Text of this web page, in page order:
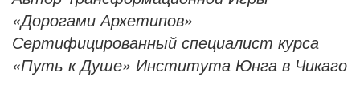
«Дорогами Архетипов»
Сертифицированный специалист курса
«Путь к Душе» Института Юнга в Чикаго